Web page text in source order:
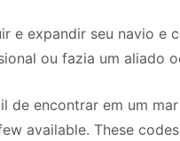
e expandir seu navio e
ou fazia um aliado
de encontrar em um
available. These